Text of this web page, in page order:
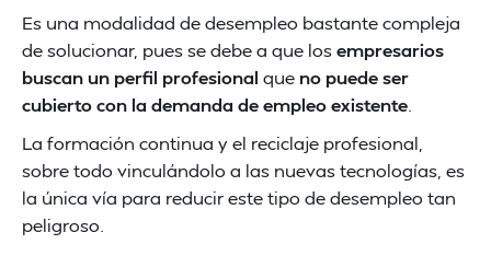
Es una modalidad de desempleo bastante compleja
de solucionar, pues se debe a que losempresarios
buscan un perfil profesional que no puede ser
cubierto con la demanda de empleo existente
La formación continua y el reciclaje profesional,
sobre todo vinculándolo a las nuevas tecnologías, es
la única vía para reducir este tipo de desempleo tan
peligroso.